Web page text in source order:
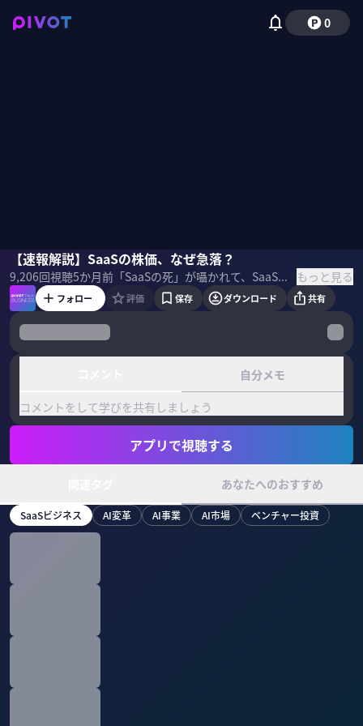
0
【速報解説】SaaSの株価、なぜ急落？
9,206回視聴5か月前 「SaaSの死」が囁かれて、SaaS株が急落している。「SaaSの死」は起きるのか？AI時代に生き残るSaaSと淘汰されるSaaSの違いは何か？米国在住ベンチャーキャピタリストの福山太郎氏に解説してもらった。 ＜ゲスト＞ Rice Capital 代表パートナー 福山太郎 ＜目次＞ もっと見る
福山太郎佐々木紀彦
フォロー 評価 保存 ダウンロード 共有
自分メモ
コメントをして学びを共有しましょう
アプリで視聴する
あなたへのおすすめ
SaaSビジネス AI変革 AI事業 AI市場 ベンチャー投資